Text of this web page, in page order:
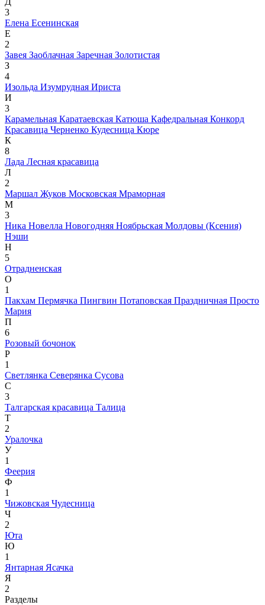
3
Елена Есенинская
Е
2
Завея Заоблачная Заречная Золотистая
З
4
Изольда Изумрудная Ириста
И
3
Карамельная Каратаевская Катюша Кафедральная Конкорд
Красавица Черненко Кудесница Кюре
К
8
Лада Лесная красавица
Л
2
Маршал Жуков Московская Мраморная
М
3
Ника Новелла Новогодняя Ноябрьская Молдовы (Ксения)
Нэши
Н
5
Отрадненская
О
1
Пакхам Пермячка Пингвин Потаповская Праздничная Просто
Мария
П
6
Розовый бочонок
Р
1
Светлянка Северянка Сусова
С
3
Талгарская красавица Талица
Т
2
Уралочка
У
1
Феерия
Ф
1
Чижовская Чудесница
Ч
2
Юта
Ю
1
Янтарная Ясачка
Я
2
Разделы